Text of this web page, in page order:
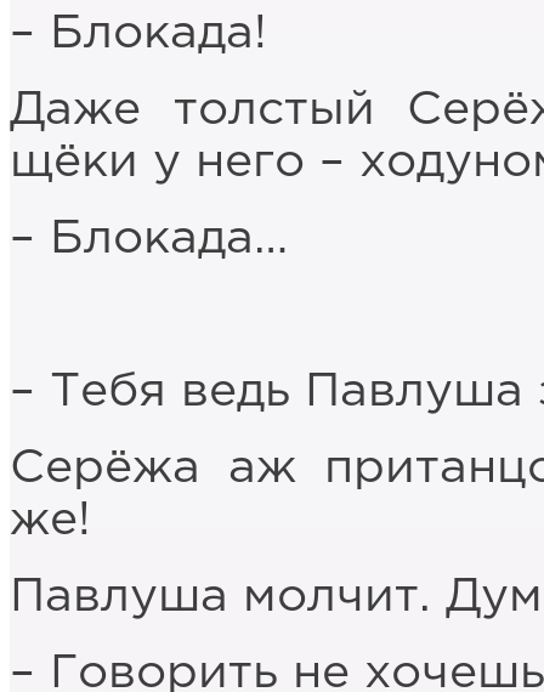
– Блокада!
Даже толстый
щёки у него –
– Блокада…
– Тебя ведь Павлуша
Серёжа аж
же!
Павлуша молчит.
– Говорить не